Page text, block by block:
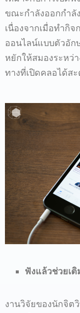
ขณะกำลังออกกำลั
เนื่องจากเมื่อทำกิ
ออนไลน์แบบตัวอัก
หยักให้สมองระหว่า
ทางที่เปิดคลอได้ส
ฟังแล้วช่วยเ
งานวิจัยของนักจิต